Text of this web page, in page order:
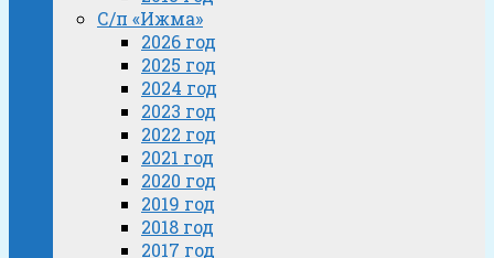
С/п «Ижма»
2026 год
2025 год
2024 год
2023 год
2022 год
2021 год
2020 год
2019 год
2018 год
2017 год